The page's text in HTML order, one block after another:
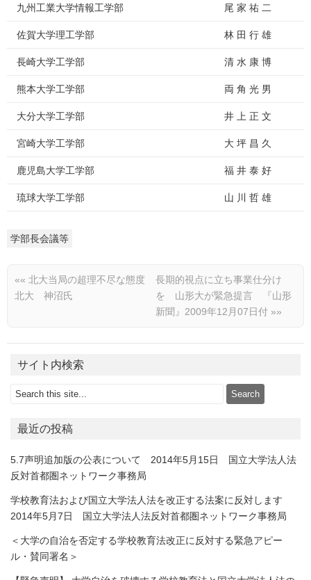
九州工業大学情報工学部 尾 家 祐 二
佐賀大学理工学部 林 田 行 雄
長崎大学工学部 清 水 康 博
熊本大学工学部 両 角 光 男
大分大学工学部 井 上 正 文
宮崎大学工学部 大 坪 昌 久
鹿児島大学工学部 福 井 泰 好
琉球大学工学部 山 川 哲 雄
学部長会議等
«« 北大当局の超理不尽な態度
北大 神沼氏
長期的視点に立ち事業仕分け
を 山形大が緊急提言 『山形
新聞』2009年12月07日付 »»
サイト内検索
最近の投稿
5.7声明追加版の公表について 2014年5月15日 国立大学法人法
反対首都圏ネットワーク事務局
学校教育法および国立大学法人法を改正する法案に反対します
2014年5月7日 国立大学法人法反対首都圏ネットワーク事務局
＜大学の自治を否定する学校教育法改正に反対する緊急アピー
ル・賛同署名＞